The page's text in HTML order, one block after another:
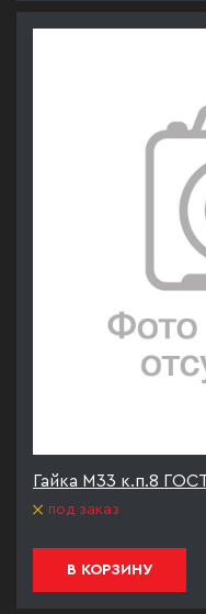
Гайка М33 к.п.8
под заказ
В КОРЗИНУ